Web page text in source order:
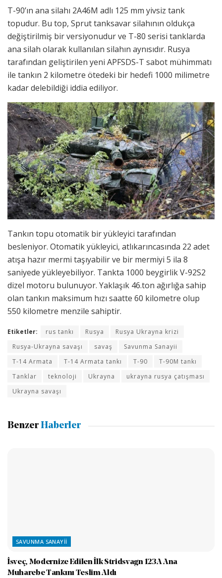
T-90’ın ana silahı 2A46M adlı 125 mm yivsiz tank
topudur. Bu top, Sprut tanksavar silahının oldukça
değiştirilmiş bir versiyonudur ve T-80 serisi tanklarda
ana silah olarak kullanılan silahın aynısıdır. Rusya
tarafından geliştirilen yeni APFSDS-T sabot mühimmatı
ile tankın 2 kilometre ötedeki bir hedefi 1000 milimetre
kadar delebildiği iddia ediliyor.
Tankın topu otomatik bir yükleyici tarafından
besleniyor. Otomatik yükleyici, atlıkarıncasında 22 adet
atışa hazır mermi taşıyabilir ve bir mermiyi 5 ila 8
saniyede yükleyebiliyor. Tankta 1000 beygirlik V-92S2
dizel motoru bulunuyor. Yaklaşık 46.ton ağırlığa sahip
olan tankın maksimum hızı saatte 60 kilometre olup
550 kilometre menzile sahiptir.
Etiketler: rus tankı Rusya
Rusya Ukrayna krizi
Rusya-Ukrayna savaşı
savaş
Savunma Sanayii
T-14 Armata
T-14 Armata tankı T-90
T-90M tankı
Tanklar
teknoloji Ukrayna
ukrayna rusya çatışması
Ukrayna savaşı
Benzer Haberler
SAVUNMA SANAYII
İsveç, Modernize Edilen İlk Stridsvagn 123A Ana
Muharebe Tankını Teslim Aldı